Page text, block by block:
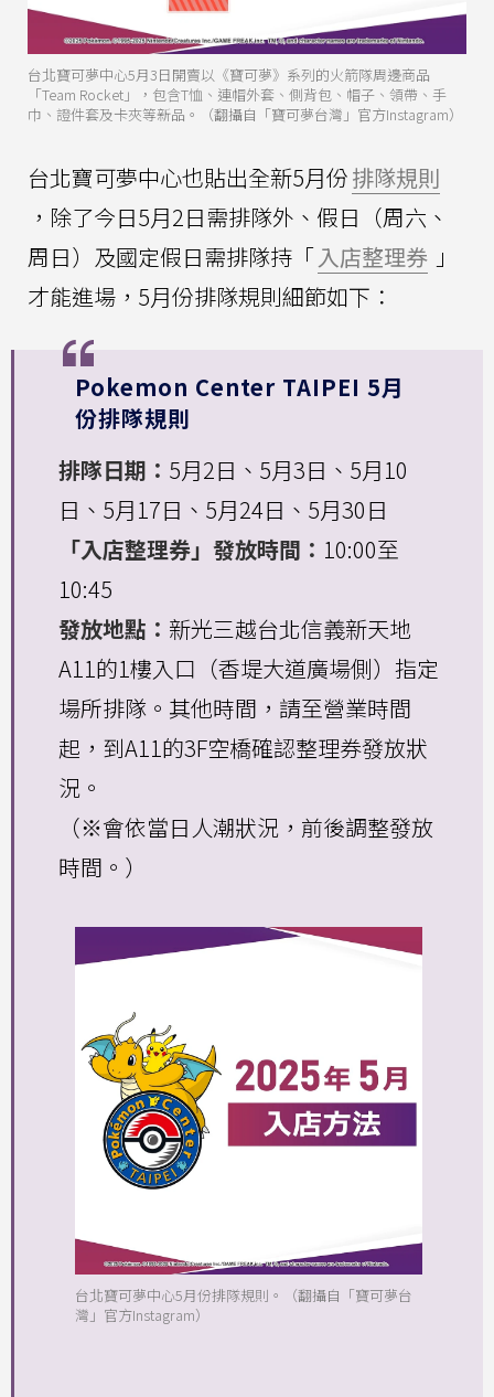
台北寶可夢中心5月3日開賣以《寶可夢》系列的火箭隊周邊商品
「Team Rocket」，包含T恤、連帽外套、側背包、帽子、領帶、手
巾、證件套及卡夾等新品。（翻攝自「寶可夢台灣」官方Instagram）
台北寶可夢中心也貼出全新5月份排隊規則
，除了今日5月2日需排隊外、假日（周六、
周日）及國定假日需排隊持「入店整理券 」
才能進場，5月份排隊規則細節如下：
Pokemon Center TAIPEI 5月
份排隊規則
排隊日期： 5月2日、5月3日、5月10
日、5月17日、5月24日、5月30日
「入店整理券」發放時間： 10:00至
10:45
發放地點： 新光三越台北信義新天地
A11的1樓入口（香堤大道廣場側）指定
場所排隊。其他時間，請至營業時間
起，到A11的3F空橋確認整理券發放狀
況。
（※會依當日人潮狀況，前後調整發放
時間。）
台北寶可夢中心5月份排隊規則。（翻攝自「寶可夢台
灣」官方Instagram）